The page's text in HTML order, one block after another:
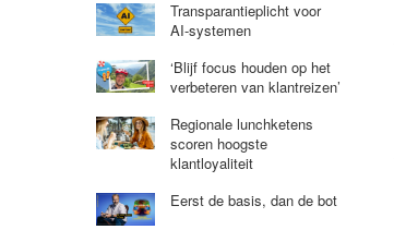
Transparantieplicht voor
AI-systemen
‘Blijf focus houden op het
verbeteren van klantreizen’
Regionale lunchketens
scoren hoogste
klantloyaliteit
Eerst de basis, dan de bot